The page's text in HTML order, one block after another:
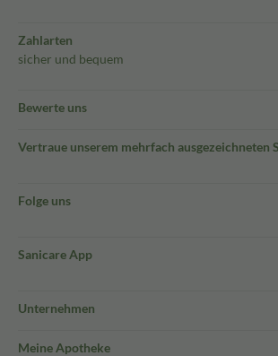
Zahlarten
sicher und bequem
Bewerte uns
Vertraue unserem mehrfach ausgezeichneten
Folge uns
Sanicare App
Unternehmen
Meine Apotheke